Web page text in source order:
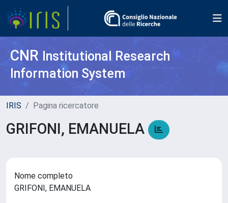
CNR Institutional Research
Information System
IRIS Pagina ricercatore
GRIFONI, EMANUELA
Nome completo
GRIFONI, EMANUELA